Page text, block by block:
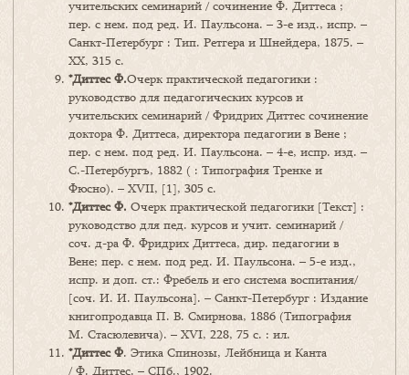
учительских семинарий / сочинение Ф. Диттеса ;
пер. с нем. под ред. И. Паульсона. – 3-е изд., испр. –
Санкт-Петербург : Тип. Ретгера и Шнейдера, 1875. –
ХХ, 315 с.
*Диттес Ф.Очерк практической педагогики :
руководство для педагогических курсов и
учительских семинарий / Фридрих Диттес сочинение
доктора Ф. Диттеса, директора педагогии в Вене ;
пер. с нем. под ред. И. Паульсона. – 4-е, испр. изд. –
С.-Петербургъ, 1882 ( : Типография Тренке и
Фюсно). – XVII, [1], 305 с.
*Диттес Ф. Очерк практической педагогики [Текст] :
руководство для пед. курсов и учит. семинарий /
соч. д-ра Ф. Фридрих Диттеса, дир. педагогии в
Вене; пер. с нем. под ред. И. Паульсона. – 5-е изд.,
испр. и доп. ст.: Фребель и его система воспитания/
[соч. И. И. Паульсона]. – Санкт-Петербург : Издание
книгопродавца П. В. Смирнова, 1886 (Типография
М. Стасюлевича). – XVI, 228, 75 с. : ил.
*Диттес Ф. Этика Спинозы, Лейбница и Канта
/ Ф. Диттес. – СПб., 1902.